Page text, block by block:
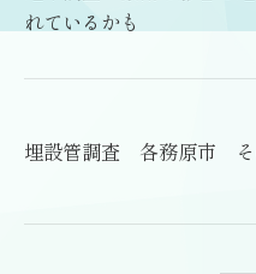
れているかも
埋設管調査 各務原市 そ